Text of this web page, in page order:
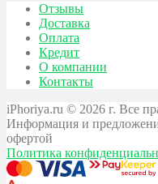
Отзывы
Доставка
Оплата
Кредит
О компании
Контакты
iPhoriya.ru © 2026 г. Все
Информация и
офертой
Политика